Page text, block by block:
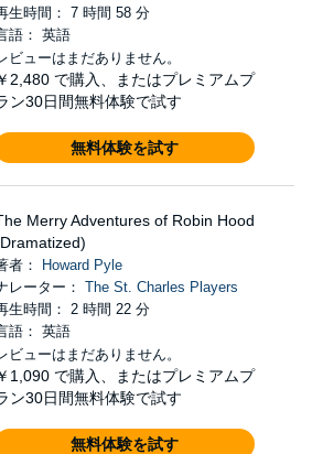
生時間： 7 時間 58 分
語： 英語
ビューはまだありません。
2,480 で購入、またはプレミアムプ
ン30日間無料体験で試す
無料体験を試す
Merry Adventures of Robin Hood
者：
Howard Pyle
レーター： The St. Charles Players
生時間： 2 時間 22 分
語： 英語
ビューはまだありません。
1,090 で購入、またはプレミアムプ
ン30日間無料体験で試す
無料体験を試す